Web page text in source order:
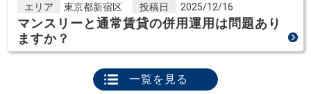
エリア
東京都新宿区 投稿日 2025/12/16
マンスリーと通常賃貸の併用運用は問題あり
ますか？
一覧を見る